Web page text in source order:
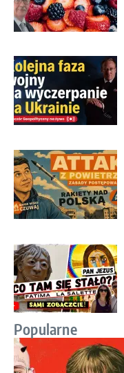
Popularne